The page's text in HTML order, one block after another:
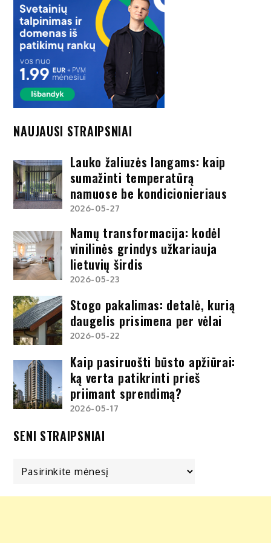
NAUJAUSI STRAIPSNIAI
Lauko žaliuzės langams: kaip
sumažinti temperatūrą
namuose be kondicionieriaus
2026-05-27
Namų transformacija: kodėl
vinilinės grindys užkariauja
lietuvių širdis
2026-05-23
Stogo pakalimas: detalė, kurią
daugelis prisimena per vėlai
2026-05-22
Kaip pasiruošti būsto apžiūrai:
ką verta patikrinti prieš
priimant sprendimą?
2026-05-17
SENI STRAIPSNIAI